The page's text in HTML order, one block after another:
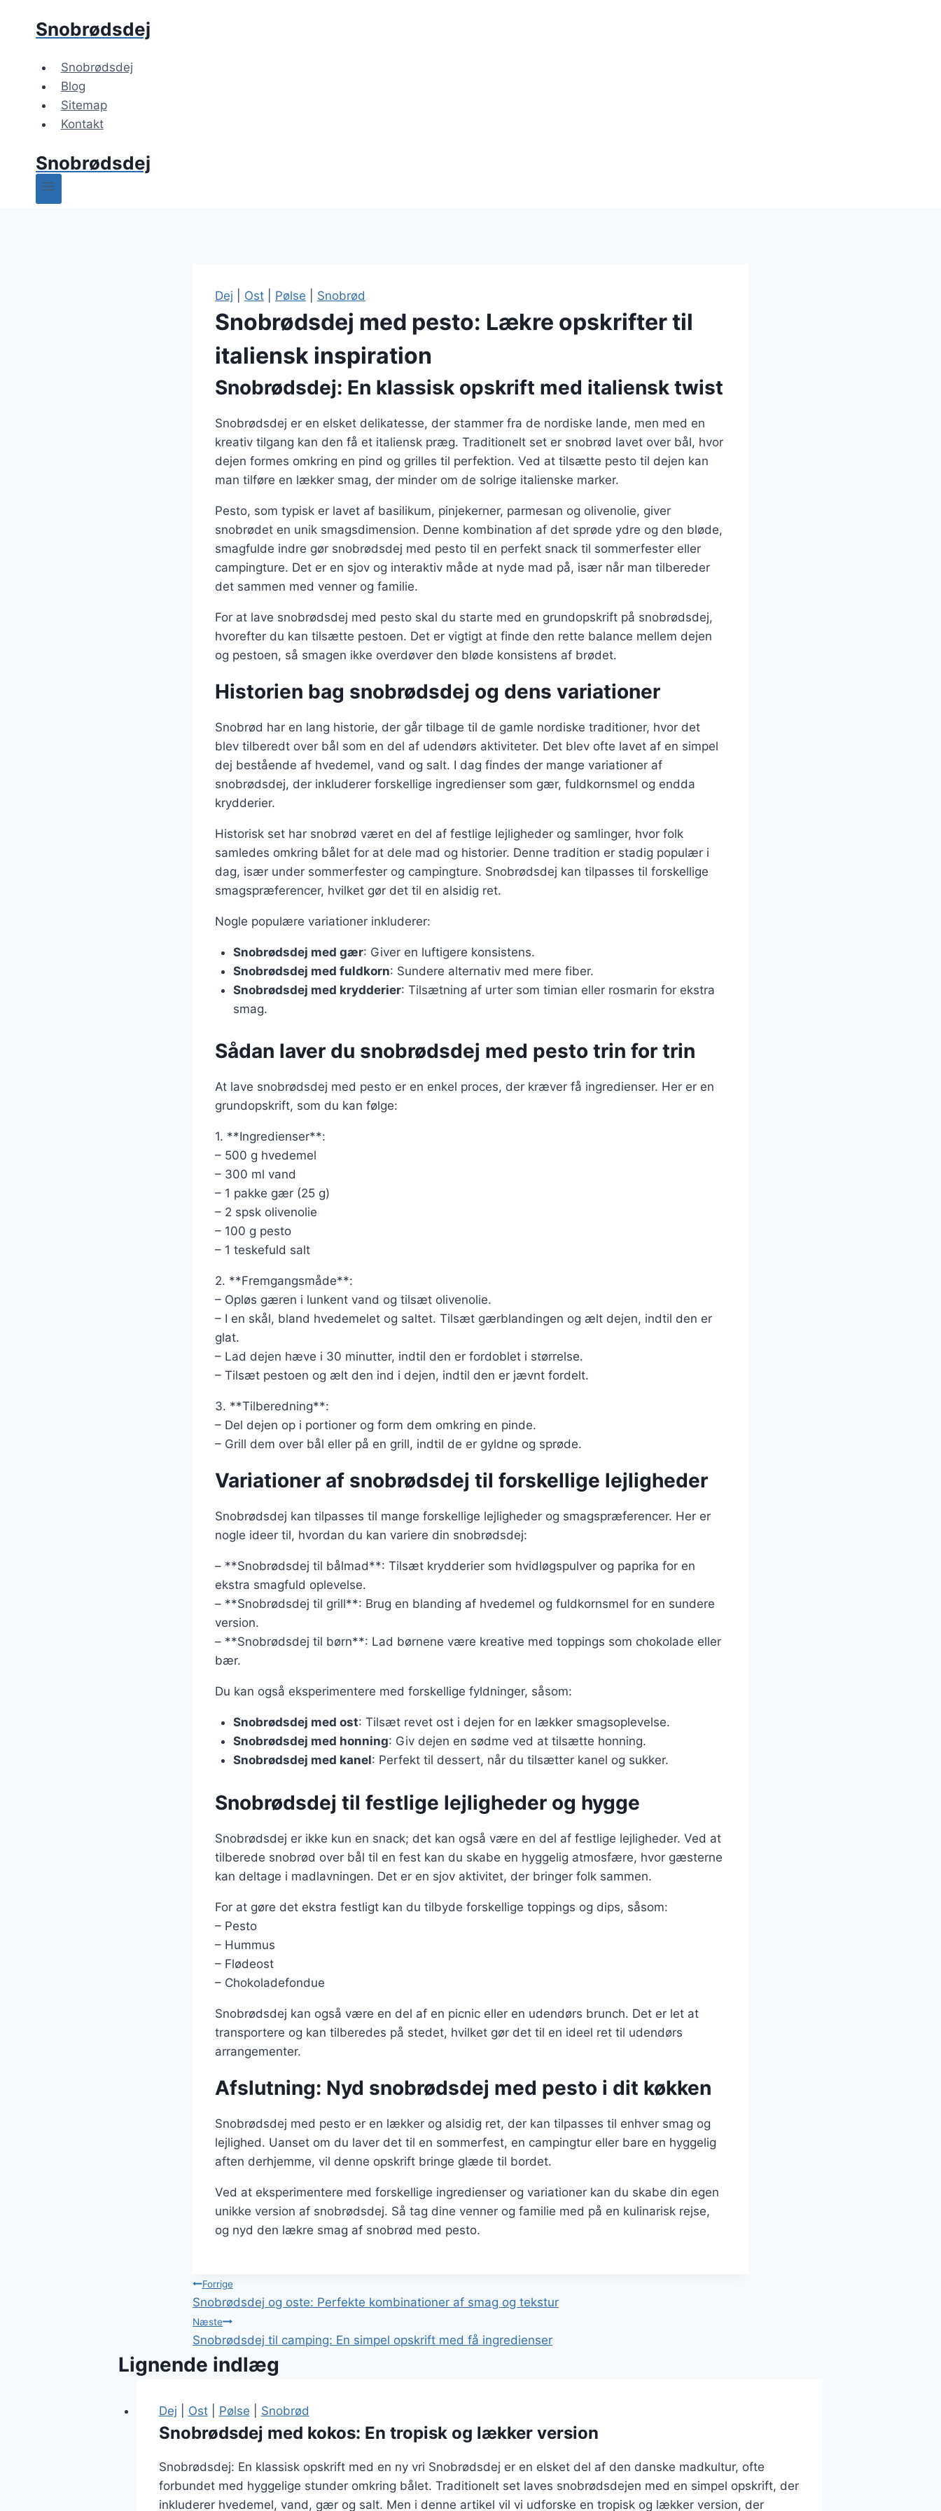
Snobrødsdej
Snobrødsdej
Blog
Sitemap
Kontakt
Snobrødsdej
Dej Ost Pølse Snobrød
Snobrødsdej med pesto: Lækre opskrifter til
italiensk inspiration
Snobrødsdej: En klassisk opskrift med italiensk twist
Snobrødsdej er en elsket delikatesse, der stammer fra de nordiske lande, men med en
kreativ tilgang kan den få et italiensk præg. Traditionelt set er snobrød lavet over bål, hvor
dejen formes omkring en pind og grilles til perfektion. Ved at tilsætte pesto til dejen kan
man tilføre en lækker smag, der minder om de solrige italienske marker.
Pesto, som typisk er lavet af basilikum, pinjekerner, parmesan og olivenolie, giver
snobrødet en unik smagsdimension. Denne kombination af det sprøde ydre og den bløde,
smagfulde indre gør snobrødsdej med pesto til en perfekt snack til sommerfester eller
campingture. Det er en sjov og interaktiv måde at nyde mad på, især når man tilbereder
det sammen med venner og familie.
For at lave snobrødsdej med pesto skal du starte med en grundopskrift på snobrødsdej,
hvorefter du kan tilsætte pestoen. Det er vigtigt at finde den rette balance mellem dejen
og pestoen, så smagen ikke overdøver den bløde konsistens af brødet.
Historien bag snobrødsdej og dens variationer
Snobrød har en lang historie, der går tilbage til de gamle nordiske traditioner, hvor det
blev tilberedt over bål som en del af udendørs aktiviteter. Det blev ofte lavet af en simpel
dej bestående af hvedemel, vand og salt. I dag findes der mange variationer af
snobrødsdej, der inkluderer forskellige ingredienser som gær, fuldkornsmel og endda
krydderier.
Historisk set har snobrød været en del af festlige lejligheder og samlinger, hvor folk
samledes omkring bålet for at dele mad og historier. Denne tradition er stadig populær i
dag, især under sommerfester og campingture. Snobrødsdej kan tilpasses til forskellige
smagspræferencer, hvilket gør det til en alsidig ret.
Nogle populære variationer inkluderer:
Snobrødsdej med gær: Giver en luftigere konsistens.
Snobrødsdej med fuldkorn: Sundere alternativ med mere fiber.
Snobrødsdej med krydderier: Tilsætning af urter som timian eller rosmarin for ekstra
smag.
Sådan laver du snobrødsdej med pesto trin for trin
At lave snobrødsdej med pesto er en enkel proces, der kræver få ingredienser. Her er en
grundopskrift, som du kan følge:
1. **Ingredienser**:
– 500 g hvedemel
– 300 ml vand
– 1 pakke gær (25 g)
– 2 spsk olivenolie
– 100 g pesto
– 1 teskefuld salt
2. **Fremgangsmåde**:
– Opløs gæren i lunkent vand og tilsæt olivenolie.
– I en skål, bland hvedemelet og saltet. Tilsæt gærblandingen og ælt dejen, indtil den er
glat.
– Lad dejen hæve i 30 minutter, indtil den er fordoblet i størrelse.
– Tilsæt pestoen og ælt den ind i dejen, indtil den er jævnt fordelt.
3. **Tilberedning**:
– Del dejen op i portioner og form dem omkring en pinde.
– Grill dem over bål eller på en grill, indtil de er gyldne og sprøde.
Variationer af snobrødsdej til forskellige lejligheder
Snobrødsdej kan tilpasses til mange forskellige lejligheder og smagspræferencer. Her er
nogle ideer til, hvordan du kan variere din snobrødsdej:
– **Snobrødsdej til bålmad**: Tilsæt krydderier som hvidløgspulver og paprika for en
ekstra smagfuld oplevelse.
– **Snobrødsdej til grill**: Brug en blanding af hvedemel og fuldkornsmel for en sundere
version.
– **Snobrødsdej til børn**: Lad børnene være kreative med toppings som chokolade eller
bær.
Du kan også eksperimentere med forskellige fyldninger, såsom:
Snobrødsdej med ost: Tilsæt revet ost i dejen for en lækker smagsoplevelse.
Snobrødsdej med honning: Giv dejen en sødme ved at tilsætte honning.
Snobrødsdej med kanel: Perfekt til dessert, når du tilsætter kanel og sukker.
Snobrødsdej til festlige lejligheder og hygge
Snobrødsdej er ikke kun en snack; det kan også være en del af festlige lejligheder. Ved at
tilberede snobrød over bål til en fest kan du skabe en hyggelig atmosfære, hvor gæsterne
kan deltage i madlavningen. Det er en sjov aktivitet, der bringer folk sammen.
For at gøre det ekstra festligt kan du tilbyde forskellige toppings og dips, såsom:
– Pesto
– Hummus
– Flødeost
– Chokoladefondue
Snobrødsdej kan også være en del af en picnic eller en udendørs brunch. Det er let at
transportere og kan tilberedes på stedet, hvilket gør det til en ideel ret til udendørs
arrangementer.
Afslutning: Nyd snobrødsdej med pesto i dit køkken
Snobrødsdej med pesto er en lækker og alsidig ret, der kan tilpasses til enhver smag og
lejlighed. Uanset om du laver det til en sommerfest, en campingtur eller bare en hyggelig
aften derhjemme, vil denne opskrift bringe glæde til bordet.
Ved at eksperimentere med forskellige ingredienser og variationer kan du skabe din egen
unikke version af snobrødsdej. Så tag dine venner og familie med på en kulinarisk rejse,
og nyd den lækre smag af snobrød med pesto.
Indlægsnavigation
Forrige
Snobrødsdej og oste: Perfekte kombinationer af smag og tekstur
Næste
Snobrødsdej til camping: En simpel opskrift med få ingredienser
Lignende indlæg
Dej Ost| Pølse Snobrød
Snobrødsdej med kokos: En tropisk og lækker version
Snobrødsdej: En klassisk opskrift med en ny vri Snobrødsdej er en elsket del af den danske madkultur, ofte
forbundet med hyggelige stunder omkring bålet. Traditionelt set laves snobrødsdejen med en simpel opskrift, der
inkluderer hvedemel, vand, gær og salt. Men i denne artikel vil vi udforske en tropisk og lækker version, der